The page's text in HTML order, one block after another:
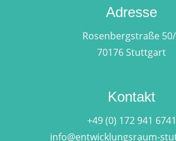
Adresse
Rosenbergstraße
70176 Stuttgart
Kontakt
+49 (0) 172 941 6741
info@entwicklungsraum-